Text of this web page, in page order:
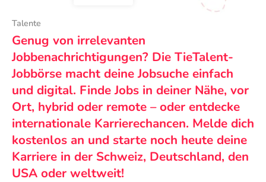
Talente
Genug von irrelevanten
Jobbenachrichtigungen? Die TieTalent-
Jobbörse macht deine Jobsuche einfach
und digital. Finde Jobs in deiner Nähe, vor
Ort, hybrid oder remote – oder entdecke
internationale Karrierechancen. Melde dich
kostenlos an und starte noch heute deine
Karriere in der Schweiz, Deutschland, den
USA oder weltweit!